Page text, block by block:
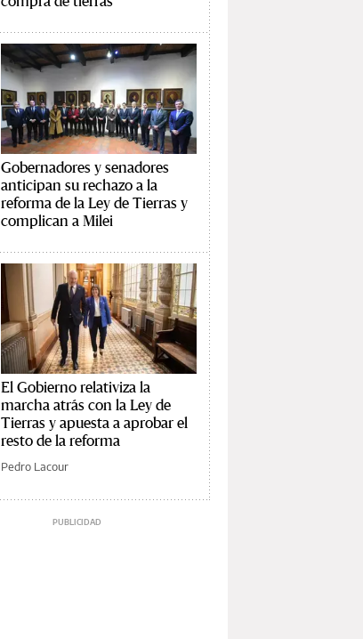
Gobernadores y senadores
anticipan su rechazo a la
reforma de la Ley de Tierras y
complican a Milei
El Gobierno relativiza la
marcha atrás con la Ley de
Tierras y apuesta a aprobar el
resto de la reforma
Pedro Lacour